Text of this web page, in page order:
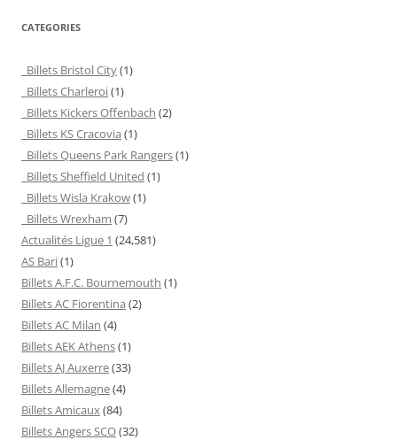
CATEGORIES
Billets Bristol City(1)
Billets Charleroi(1)
Billets Kickers Offenbach (2)
Billets KS Cracovia (1)
Billets Queens Park Rangers(1)
Billets Sheffield United (1)
Billets Wisla Krakow(1)
Billets Wrexham (7)
Actualités Ligue 1 (24,581)
AS Bari(1)
Billets A.F.C. Bournemouth (1)
Billets AC Fiorentina (2)
Billets AC Milan (4)
Billets AEK Athens(1)
Billets AJ Auxerre(33)
Billets Allemagne(4)
Billets Amicaux(84)
Billets Angers SCO(32)